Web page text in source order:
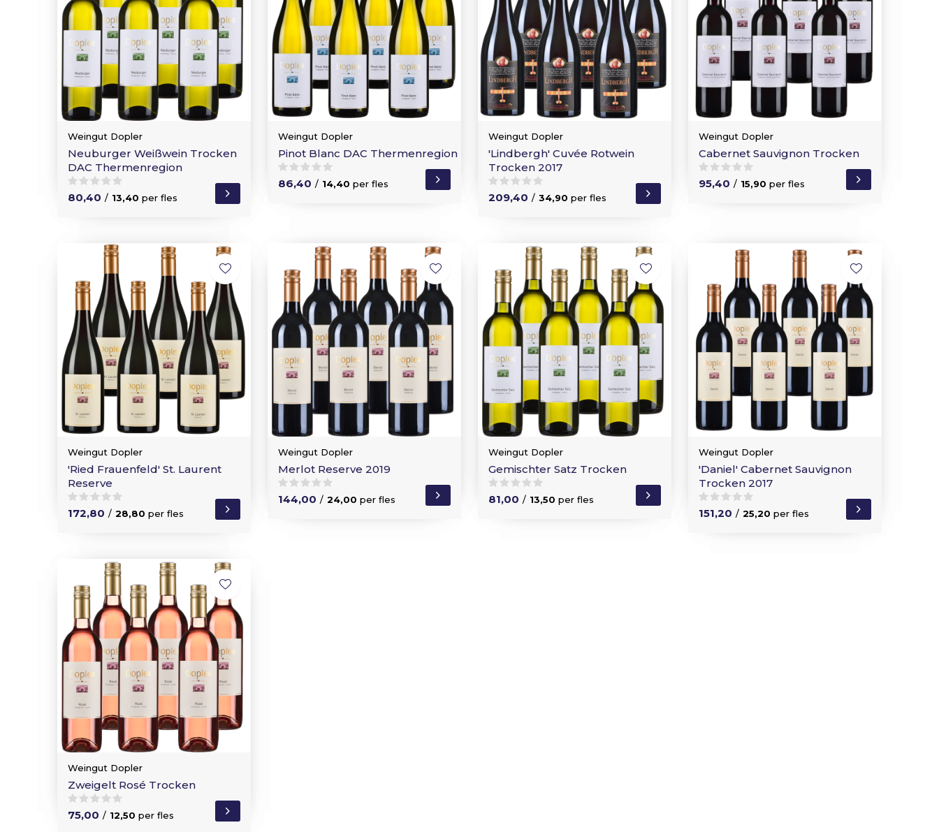
Weingut Dopler
Neuburger Weißwein Trocken
DAC Thermenregion
80,40 / 13,40 per fles
Weingut Dopler
Pinot Blanc DAC Thermenregion
86,40 / 14,40 per fles
Weingut Dopler
'Lindbergh' Cuvée Rotwein
Trocken 2017
209,40 / 34,90 per fles
Weingut Dopler
Cabernet Sauvignon Trocken
95,40 / 15,90 per fles
Weingut Dopler
'Ried Frauenfeld' St. Laurent
Reserve
172,80 / 28,80 per fles
Weingut Dopler
Merlot Reserve 2019
144,00 / 24,00 per fles
Weingut Dopler
Gemischter Satz Trocken
81,00 / 13,50 per fles
Weingut Dopler
'Daniel' Cabernet Sauvignon
Trocken 2017
151,20 / 25,20 per fles
Weingut Dopler
Zweigelt Rosé Trocken
75,00 / 12,50 per fles